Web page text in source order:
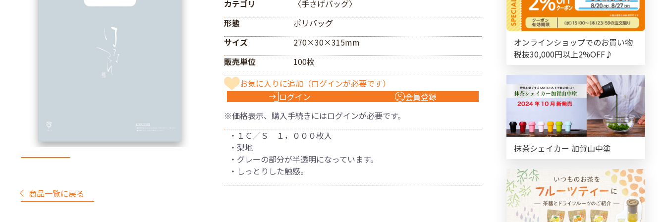
商品一覧に戻る
カテゴリ
〈手さげバッグ〉
形態
ポリバッグ
サイズ
270×30×315mm
販売単位
100枚
お気に入りに追加 （ログインが必要です）
ログイン
会員登録
※価格表示、購入手続きにはログインが必要です。
・１Ｃ／Ｓ １，０００枚入
・梨地
・グレーの部分が半透明になっています。
・しっとりした触感。
オンラインショップでのお買い物
税抜30,000円以上2%OFF♪
抹茶シェイカー 加賀山中塗